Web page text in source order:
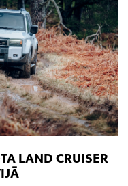
LAND CRUISER